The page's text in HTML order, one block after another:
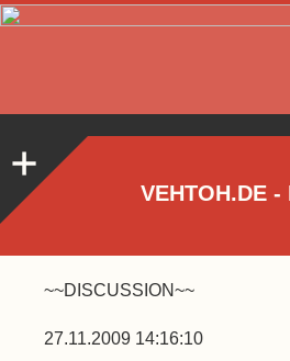
VEHTOH.DE -
~~DISCUSSION~~
27.11.2009 14:16:10